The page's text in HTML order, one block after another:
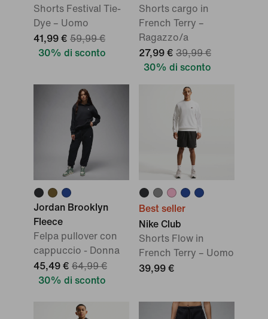
Shorts Festival Tie-
Dye – Uomo
41,99 € 59,99 €
30% di sconto
Shorts cargo in
French Terry –
Ragazzo/a
27,99 € 39,99 €
30% di sconto
Jordan Brooklyn
Fleece
Felpa pullover con
cappuccio - Donna
45,49 € 64,99 €
30% di sconto
Best seller
Nike Club
Shorts Flow in
French Terry – Uomo
39,99 €